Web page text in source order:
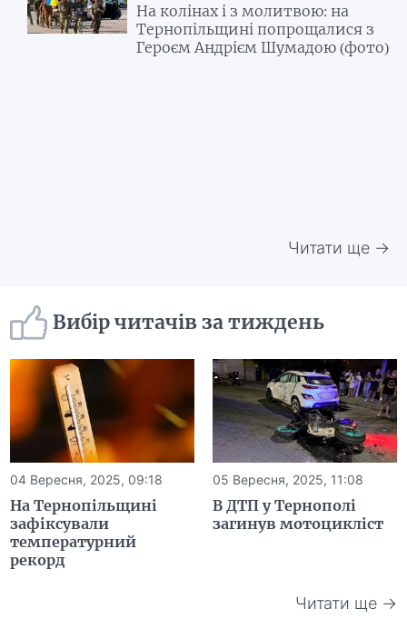
На колінах і з молитвою: на
Тернопільщині попрощалися з
Героєм Андрієм Шумадою (фото)
Читати ще →
Вибір читачів за тиждень
04 Вересня, 2025, 09:18
На Тернопільщині
зафіксували
температурний
рекорд
05 Вересня, 2025, 11:08
В ДТП у Тернополі
загинув мотоцикліст
Читати ще →